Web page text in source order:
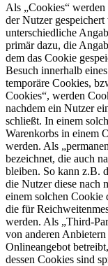
Als „Cookies“
der Nutzer
unterschiedliche
primär dazu, die
dem das Cookie
Besuch innerhalb
temporäre Cookies,
Cookies“, werden
nachdem ein Nutzer
schließt. In einem
Warenkorbs in einem
werden. Als
bezeichnet, die auch
bleiben. So kann z.B.
die Nutzer diese nach
einem solchen Cookie
die für
werden. Als „Third-
von anderen
Onlineangebot
dessen Cookies sind